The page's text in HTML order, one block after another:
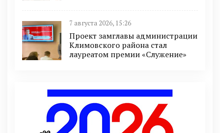
7 августа 2026, 15:26
Проект замглавы администрации
Климовского района стал
лауреатом премии «Служение»